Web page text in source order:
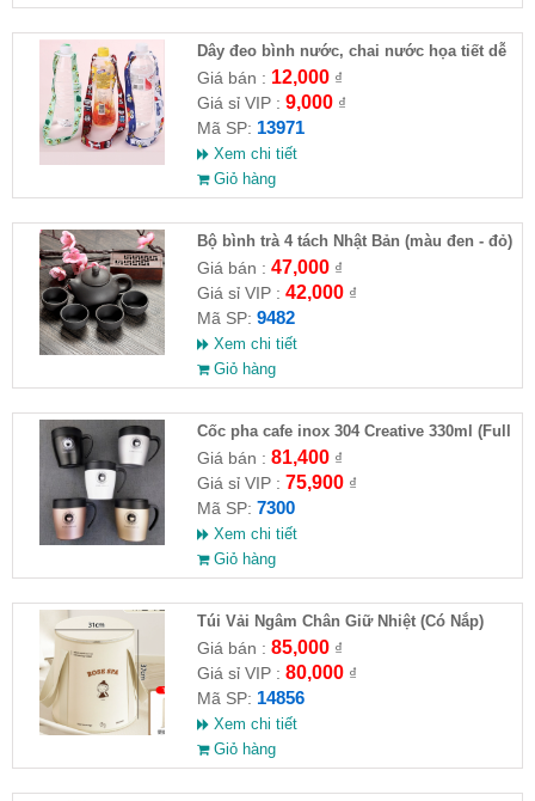
Dây đeo bình nước, chai nước họa tiết dễ
thương
Giá bán : 12,000₫
Giá sỉ VIP : 9,000₫
Mã SP: 13971
Xem chi tiết
Giỏ hàng
Bộ bình trà 4 tách Nhật Bản (màu đen - đỏ)
Giá bán : 47,000₫
Giá sỉ VIP : 42,000₫
Mã SP: 9482
Xem chi tiết
Giỏ hàng
Cốc pha cafe inox 304 Creative 330ml (Full
VAT )
Giá bán : 81,400₫
Giá sỉ VIP : 75,900₫
Mã SP: 7300
Xem chi tiết
Giỏ hàng
Túi Vải Ngâm Chân Giữ Nhiệt (Có Nắp)
Giá bán : 85,000₫
Giá sỉ VIP : 80,000₫
Mã SP: 14856
Xem chi tiết
Giỏ hàng